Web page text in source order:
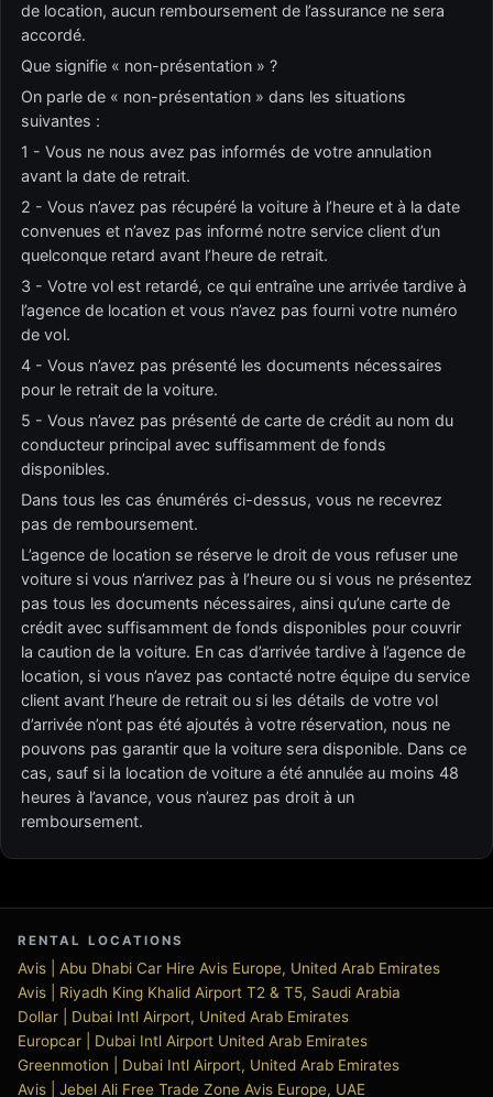
de location, aucun remboursement de l’assurance ne sera
accordé.
Que signifie « non-présentation » ?
On parle de « non-présentation » dans les situations
suivantes :
1 - Vous ne nous avez pas informés de votre annulation
avant la date de retrait.
2 - Vous n’avez pas récupéré la voiture à l’heure et à la date
convenues et n’avez pas informé notre service client d’un
quelconque retard avant l’heure de retrait.
3 - Votre vol est retardé, ce qui entraîne une arrivée tardive à
l’agence de location et vous n’avez pas fourni votre numéro
de vol.
4 - Vous n’avez pas présenté les documents nécessaires
pour le retrait de la voiture.
5 - Vous n’avez pas présenté de carte de crédit au nom du
conducteur principal avec suffisamment de fonds
disponibles.
Dans tous les cas énumérés ci-dessus, vous ne recevrez
pas de remboursement.
L’agence de location se réserve le droit de vous refuser une
voiture si vous n’arrivez pas à l’heure ou si vous ne présentez
pas tous les documents nécessaires, ainsi qu’une carte de
crédit avec suffisamment de fonds disponibles pour couvrir
la caution de la voiture. En cas d’arrivée tardive à l’agence de
location, si vous n’avez pas contacté notre équipe du service
client avant l’heure de retrait ou si les détails de votre vol
d’arrivée n’ont pas été ajoutés à votre réservation, nous ne
pouvons pas garantir que la voiture sera disponible. Dans ce
cas, sauf si la location de voiture a été annulée au moins 48
heures à l’avance, vous n’aurez pas droit à un
remboursement.
RENTAL LOCATIONS
Avis | Abu Dhabi Car Hire Avis Europe, United Arab Emirates
Avis | Riyadh King Khalid Airport T2 & T5, Saudi Arabia
Dollar | Dubai Intl Airport, United Arab Emirates
Europcar | Dubai Intl Airport United Arab Emirates
Greenmotion | Dubai Intl Airport, United Arab Emirates
Avis | Jebel Ali Free Trade Zone Avis Europe, UAE